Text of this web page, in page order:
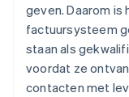
geven. Daarom
factuursysteem
staan als
voordat ze
contacten met